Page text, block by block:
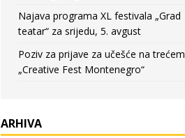
Najava programa XL festivala „Grad
teatar“ za srijedu, 5. avgust
Poziv za prijave za učešće na trećem
„Creative Fest Montenegro“
ARHIVA